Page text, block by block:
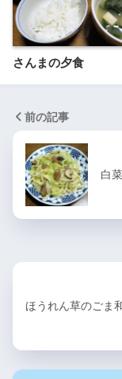
さんまの夕食
前の記事
白
ほうれん草のごま